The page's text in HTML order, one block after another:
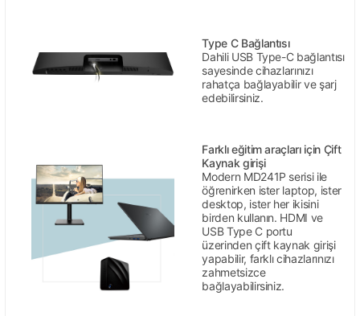
Type C Bağlantısı
Dahili USB Type-C bağlantısı
sayesinde cihazlarınızı
rahatça bağlayabilir ve şarj
edebilirsiniz.
Farklı eğitim araçları için Çift
Kaynak girişi
Modern MD241P serisi ile
öğrenirken ister laptop, ister
desktop, ister her ikisini
birden kullanın. HDMI ve
USB Type C portu
üzerinden çift kaynak girişi
yapabilir, farklı cihazlarınızı
zahmetsizce
bağlayabilirsiniz.